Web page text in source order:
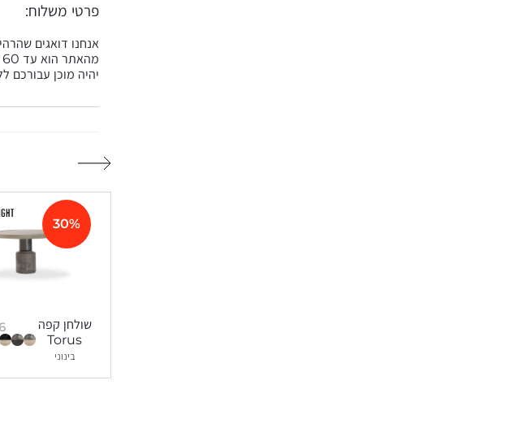
פרטי משלוח:
אנחנו דואגים
יהיה מוכן עבורכם
שולחן קפה
Torus
בינוני
30%